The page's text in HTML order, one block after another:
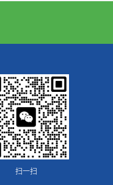
扫一扫